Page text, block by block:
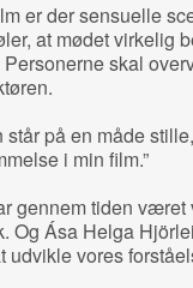
er der sensuelle
at mødet virkelig
skal
står på en måde
i min film.”
gennem tiden været
Og Ása Helga
udvikle vores